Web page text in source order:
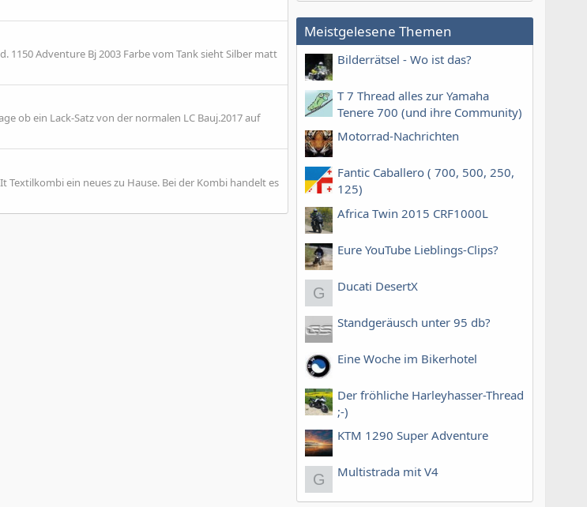
1150 Adventure Bj 2003 Farbe vom Tank sieht Silber matt
ob ein Lack-Satz von der normalen LC Bauj.2017 auf
Textilkombi ein neues zu Hause. Bei der Kombi handelt es
Meistgelesene Themen
Bilderrätsel - Wo ist das?
T 7 Thread alles zur Yamaha
Tenere 700 (und ihre Community)
Motorrad-Nachrichten
Fantic Caballero ( 700, 500, 250,
125)
Africa Twin 2015 CRF1000L
Eure YouTube Lieblings-Clips?
G Ducati DesertX
Standgeräusch unter 95 db?
Eine Woche im Bikerhotel
Der fröhliche Harleyhasser-Thread
;-)
KTM 1290 Super Adventure
G Multistrada mit V4